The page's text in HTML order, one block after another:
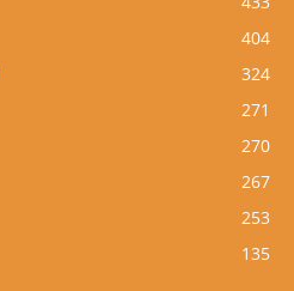
404
324
271
270
267
253
135